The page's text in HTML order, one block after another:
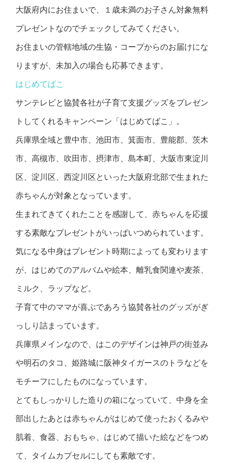
大阪府内にお住まいで、１歳未満のお子さん対象無料
プレゼントなのでチェックしてみてください。
お住まいの管轄地域の生協・コープからのお届けにな
りますが、未加入の場合も応募できます。
はじめてばこ
サンテレビと協賛各社が子育て支援グッズをプレゼン
トしてくれるキャンペーン「はじめてばこ」。
兵庫県全域と豊中市、池田市、箕面市、豊能郡、茨木
市、高槻市、吹田市、摂津市、島本町、大阪市東淀川
区、淀川区、西淀川区といった大阪府北部で生まれた
赤ちゃんが対象となっています。
生まれてきてくれたことを感謝して、赤ちゃんを応援
する素敵なプレゼントがいっぱいつめられています。
気になる中身はプレゼント時期によっても変わります
が、はじめてのアルバムや絵本、離乳食関連や麦茶、
ミルク、ラップなど。
子育て中のママが喜ぶであろう協賛各社のグッズがぎ
っしり詰まっています。
兵庫県メインなので、はこのデザインは神戸の街並み
や明石のタコ、姫路城に阪神タイガースのトラなどを
モチーフにしたものになっています。
とてもしっかりした造りの箱になっていて、中身を全
部出したあとは赤ちゃんがはじめて使ったおくるみや
肌着、食器、おもちゃ、はじめて描いた絵などをつめ
て、タイムカプセルにしても素敵です。